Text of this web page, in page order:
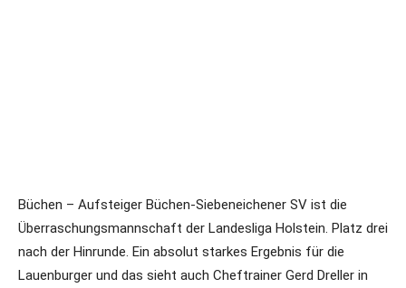
Büchen – Aufsteiger Büchen-Siebeneichener SV ist die
Überraschungsmannschaft der Landesliga Holstein. Platz drei
nach der Hinrunde. Ein absolut starkes Ergebnis für die
Lauenburger und das sieht auch Cheftrainer Gerd Dreller in